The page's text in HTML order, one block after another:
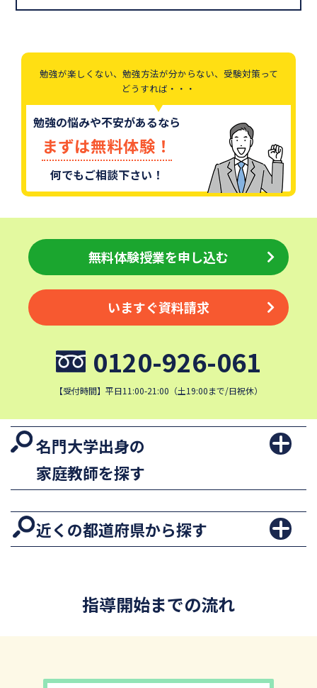
勉強が楽しくない、勉強方法が分からない、受験対策って
どうすれば・・・
勉強の悩みや不安があるなら
まずは無料体験！
何でもご相談下さい！
無料体験授業を申し込む
いますぐ資料請求
0120-926-061
【受付時間】平日11:00-21:00（土19:00まで/日祝休）
名門大学出身の
家庭教師を探す
近くの都道府県から探す
指導開始までの流れ